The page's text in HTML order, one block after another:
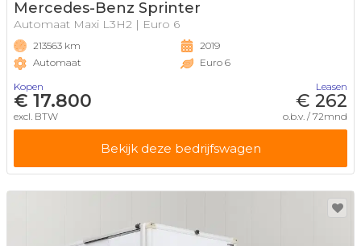
Mercedes-Benz Sprinter
Automaat Maxi L3H2 | Euro 6
213563 km
Automaat
2019
Euro 6
Kopen
€ 17.800
excl. BTW
Leasen
€ 262
o.b.v. / 72mnd
Bekijk deze bedrijfswagen